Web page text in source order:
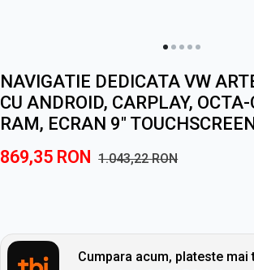
NAVIGATIE DEDICATA VW
CU ANDROID, CARPLAY, OCTA-
RAM, ECRAN 9"
869,35 RON 1.043,22RON
Cumpara acum, plateste mai